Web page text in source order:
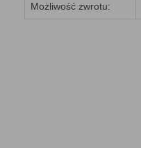
Możliwość zwrotu: